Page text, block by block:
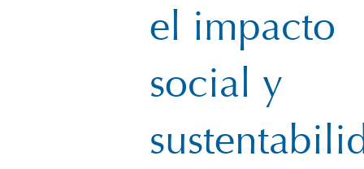
el impacto
social y